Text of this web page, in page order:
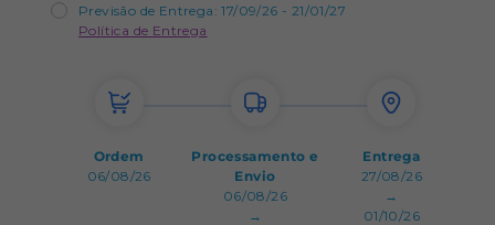
Previsão de Entrega: 17/09/26 - 21/01/27
Política de Entrega
Ordem
06/08/26
Processamento e
Envio
06/08/26
→
Entrega
27/08/26
→
01/10/26